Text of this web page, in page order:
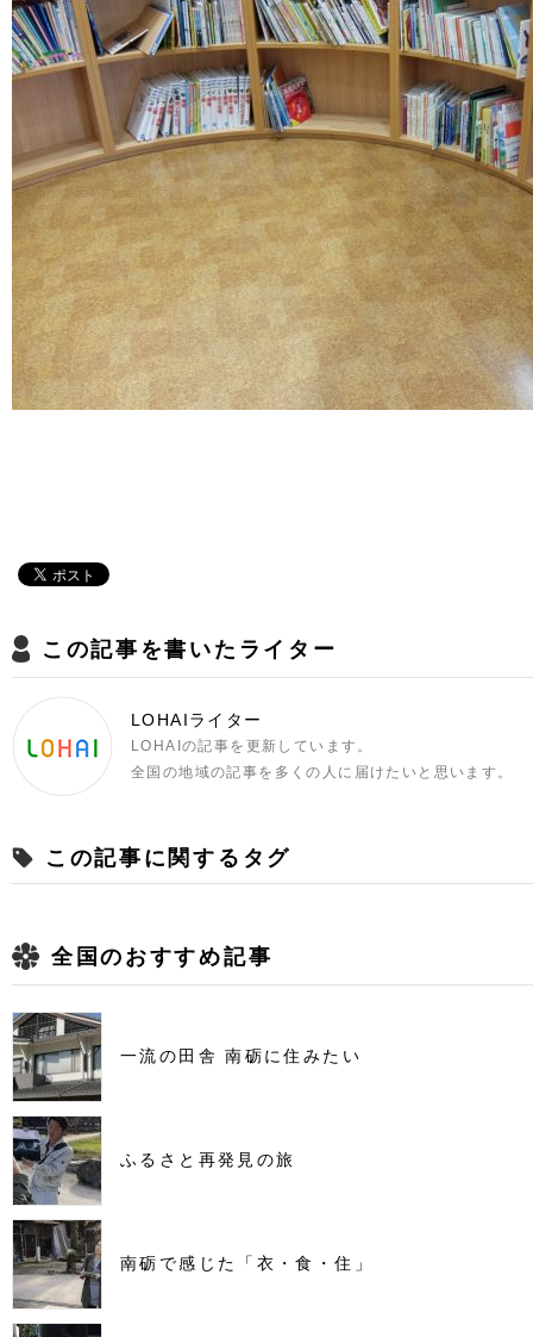
この記事を書いたライター
LOHAIライター
LOHAIの記事を更新しています。
全国の地域の記事を多くの人に届けたいと思います。
この記事に関するタグ
全国のおすすめ記事
一流の田舎 南砺に住みたい
ふるさと再発見の旅
南砺で感じた「衣・食・住」